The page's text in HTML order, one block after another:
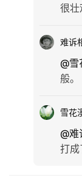
很壮
难诉
@雪
般。
雪花
@难
打成